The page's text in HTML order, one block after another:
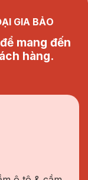
GIA BẢO
mang đến
hàng.